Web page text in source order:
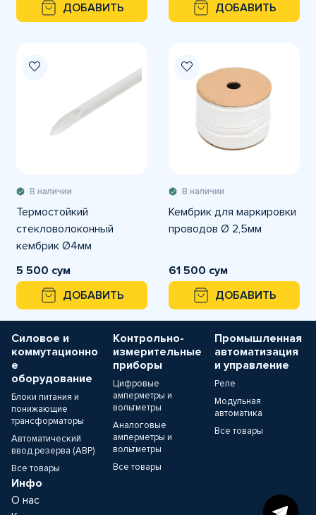
ДОБАВИТЬ
ДОБАВИТЬ
В наличии
Термостойкий
стекловолоконный
кембрик Ø4мм
5 500 сум
ДОБАВИТЬ
В наличии
Кембрик для маркировки
проводов Ø 2,5мм
61 500 сум
ДОБАВИТЬ
Силовое и
коммутационно
е
оборудование
Блоки питания и
понижающие
трансформаторы
Автоматический
ввод резерва (АВР)
Все товары
Контрольно-
измерительные
приборы
Цифровые
амперметры и
вольтметры
Аналоговые
амперметры и
вольтметры
Все товары
Промышленная
автоматизация
и управление
Реле
Модульная
автоматика
Все товары
Инфо
О нас